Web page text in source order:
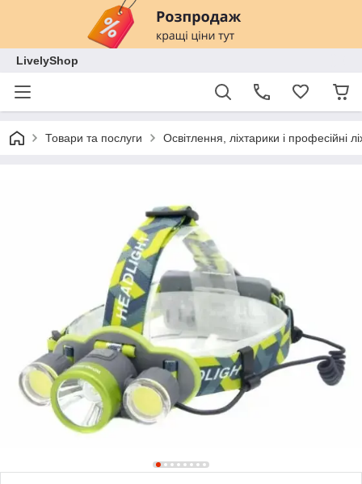
LivelyShop
Товари та послуги Освітлення, ліхтарики і професійні